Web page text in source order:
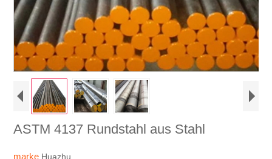
ASTM 4137 Rundstahl aus Stahl
marke Huazhu